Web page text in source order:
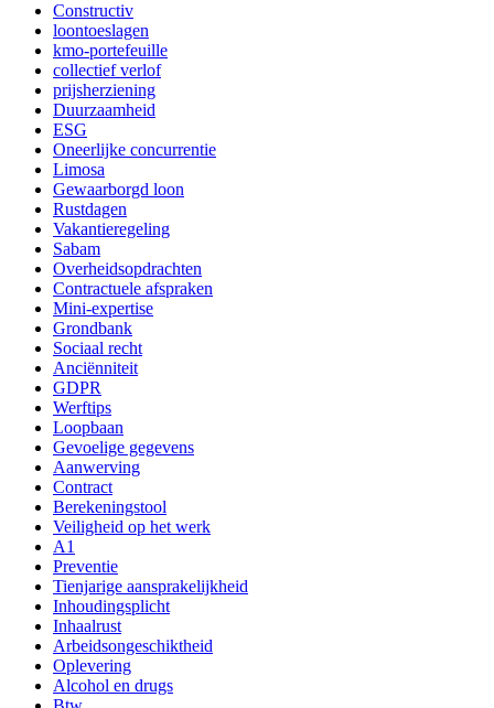
Constructiv
loontoeslagen
kmo-portefeuille
collectief verlof
prijsherziening
Duurzaamheid
ESG
Oneerlijke concurrentie
Limosa
Gewaarborgd loon
Rustdagen
Vakantieregeling
Sabam
Overheidsopdrachten
Contractuele afspraken
Mini-expertise
Grondbank
Sociaal recht
Anciënniteit
GDPR
Werftips
Loopbaan
Gevoelige gegevens
Aanwerving
Contract
Berekeningstool
Veiligheid op het werk
A1
Preventie
Tienjarige aansprakelijkheid
Inhoudingsplicht
Inhaalrust
Arbeidsongeschiktheid
Oplevering
Alcohol en drugs